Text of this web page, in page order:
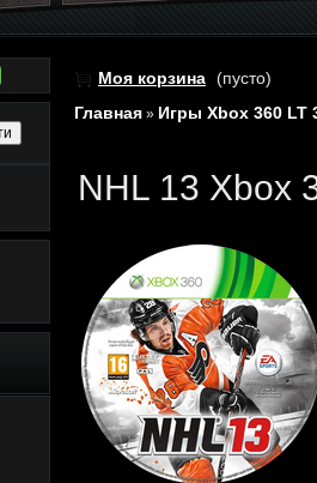
Моя корзина (пусто)
Главная » Игры Xbox 360 LT
NHL 13 Xbox